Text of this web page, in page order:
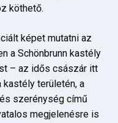
köthető.
képet mutatni az
a Schönbrunn kastély
– az idős császár itt
területén, a
szerénység című
megjelenésre is